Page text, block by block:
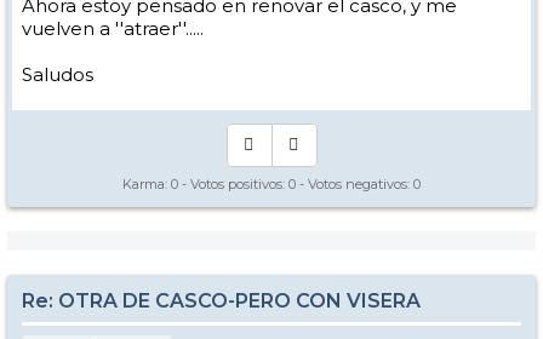
Ahora estoy pensado en renovar el casco, y me
vuelven a ''atraer''.....
Saludos
Karma: 0 - Votos positivos: 0 - Votos negativos: 0
Re: OTRA DE CASCO-PERO CON VISERA